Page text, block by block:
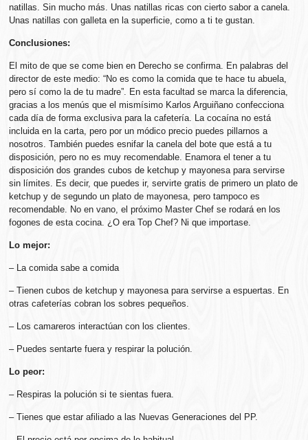
natillas. Sin mucho más. Unas natillas ricas con cierto sabor a canela.
Unas natillas con galleta en la superficie, como a ti te gustan.
Conclusiones:
El mito de que se come bien en Derecho se confirma. En palabras del
director de este medio: “No es como la comida que te hace tu abuela,
pero sí como la de tu madre”. En esta facultad se marca la diferencia,
gracias a los menús que el mismísimo Karlos Arguiñano confecciona
cada día de forma exclusiva para la cafetería. La cocaína no está
incluida en la carta, pero por un módico precio puedes pillarnos a
nosotros. También puedes esnifar la canela del bote que está a tu
disposición, pero no es muy recomendable. Enamora el tener a tu
disposición dos grandes cubos de ketchup y mayonesa para servirse
sin límites. Es decir, que puedes ir, servirte gratis de primero un plato de
ketchup y de segundo un plato de mayonesa, pero tampoco es
recomendable. No en vano, el próximo Master Chef se rodará en los
fogones de esta cocina. ¿O era Top Chef? Ni que importase.
Lo mejor:
– La comida sabe a comida
– Tienen cubos de ketchup y mayonesa para servirse a espuertas. En
otras cafeterías cobran los sobres pequeños.
– Los camareros interactúan con los clientes.
– Puedes sentarte fuera y respirar la polución.
Lo peor:
– Respiras la polución si te sientas fuera.
– Tienes que estar afiliado a las Nuevas Generaciones del PP.